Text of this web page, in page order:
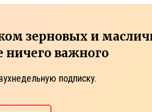
зерновых и
ничего важного
подписку.